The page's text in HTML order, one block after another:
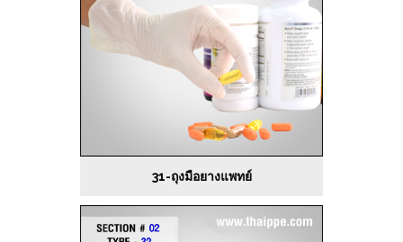
31-ถุงมือยางแพทย์